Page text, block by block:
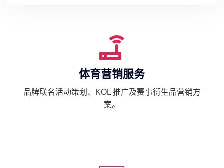
体育营销服务
品牌联名活动策划、KOL 推广及赛事衍生品营销方
案。